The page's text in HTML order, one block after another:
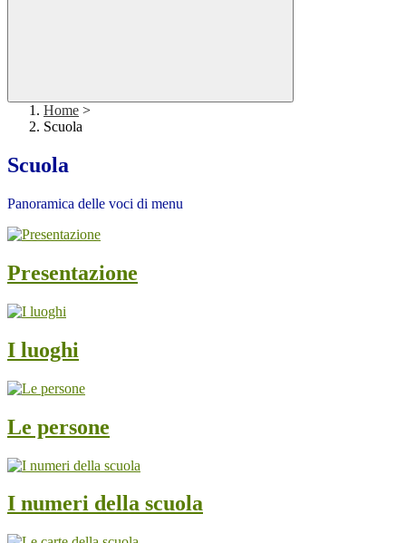
Home >
Scuola
Scuola
Panoramica delle voci di menu
Presentazione
I luoghi
Le persone
I numeri della scuola